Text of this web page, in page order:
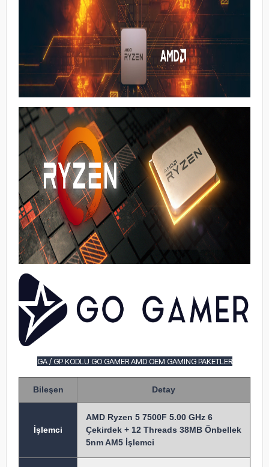
GA / GP KODLU GO GAMER AMD OEM GAMING PAKETLER
Bileşen Detay
İşlemci
AMD Ryzen 5 7500F 5.00 GHz 6
Çekirdek + 12 Threads 38MB Önbellek
5nm AM5 İşlemci